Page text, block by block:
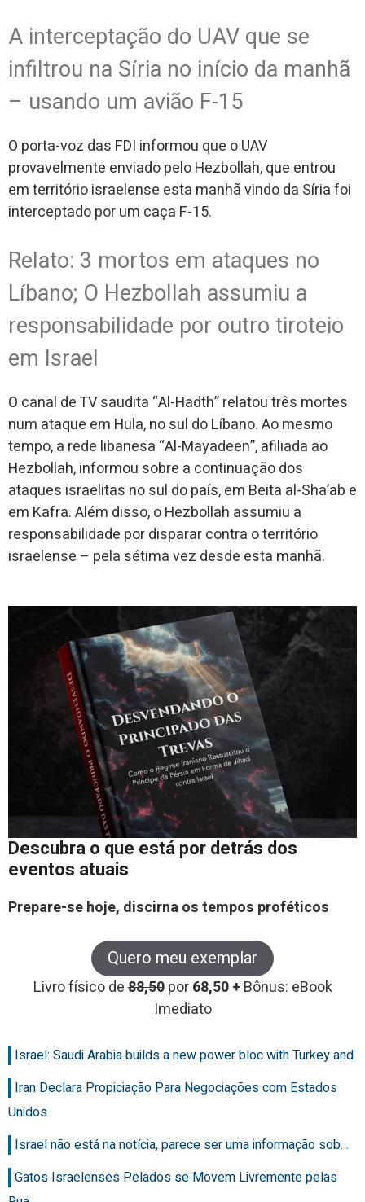
A interceptação do UAV que se
infiltrou na Síria no início da manhã
– usando um avião F-15
O porta-voz das FDI informou que o UAV
provavelmente enviado pelo Hezbollah, que entrou
em território israelense esta manhã vindo da Síria foi
interceptado por um caça F-15.
Relato: 3 mortos em ataques no
Líbano; O Hezbollah assumiu a
responsabilidade por outro tiroteio
em Israel
O canal de TV saudita “Al-Hadth” relatou três mortes
num ataque em Hula, no sul do Líbano. Ao mesmo
tempo, a rede libanesa “Al-Mayadeen”, afiliada ao
Hezbollah, informou sobre a continuação dos
ataques israelitas no sul do país, em Beita al-Sha’ab e
em Kafra. Além disso, o Hezbollah assumiu a
responsabilidade por disparar contra o território
israelense – pela sétima vez desde esta manhã.
Descubra o que está por detrás dos
eventos atuais
Prepare-se hoje, discirna os tempos proféticos
Quero meu exemplar
Livro físico de88,50 por68,50 +Bônus: eBook
Imediato
Israel: Saudi Arabia builds a new power bloc with Turkey and
Iran Declara Propiciação Para Negociações com Estados
Unidos
Israel não está na notícia, parece ser uma informação sob…
Gatos Israelenses Pelados se Movem Livremente pelas